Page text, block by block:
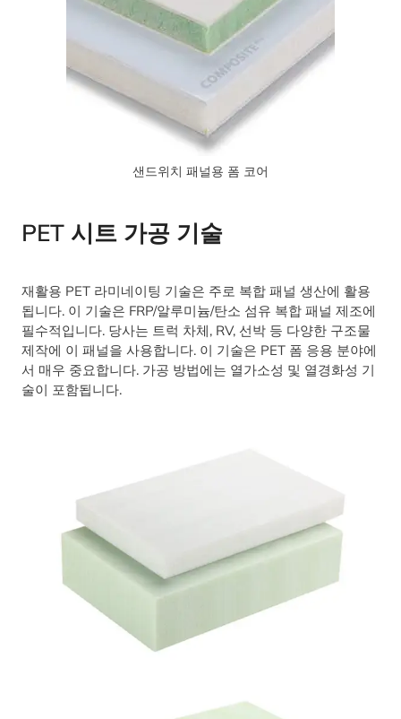
샌드위치 패널용 폼 코어
PET 시트 가공 기술
재활용 PET 라미네이팅 기술은 주로 복합 패널 생산에 활용
됩니다. 이 기술은 FRP/알루미늄/탄소 섬유 복합 패널 제조에
필수적입니다. 당사는 트럭 차체, RV, 선박 등 다양한 구조물
제작에 이 패널을 사용합니다. 이 기술은 PET 폼 응용 분야에
서 매우 중요합니다. 가공 방법에는 열가소성 및 열경화성 기
술이 포함됩니다.